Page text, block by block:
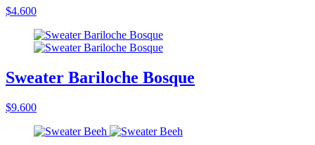
$4.600
Sweater Bariloche Bosque
$9.600